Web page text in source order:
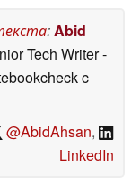
:Abid
Tech Writer-
c
@AbidAhsan,
LinkedIn